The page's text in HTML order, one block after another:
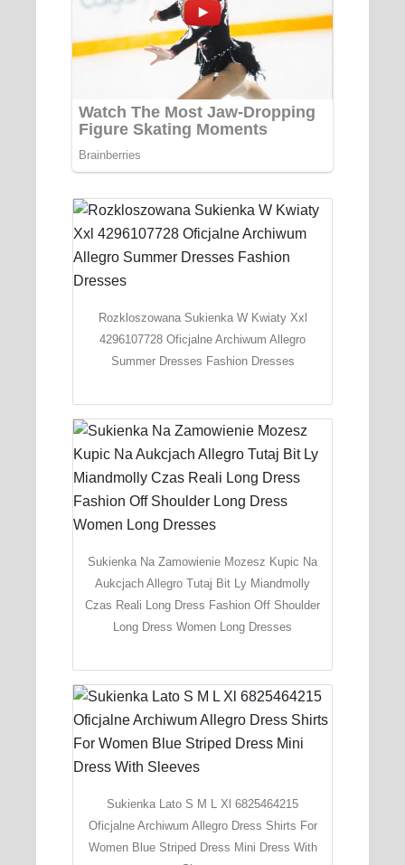
Rozkloszowana Sukienka W Kwiaty Xxl
4296107728 Oficjalne Archiwum Allegro
Summer Dresses Fashion Dresses
Sukienka Na Zamowienie Mozesz Kupic Na
Aukcjach Allegro Tutaj Bit Ly Miandmolly
Czas Reali Long Dress Fashion Off Shoulder
Long Dress Women Long Dresses
Sukienka Lato S M L Xl 6825464215
Oficjalne Archiwum Allegro Dress Shirts For
Women Blue Striped Dress Mini Dress With